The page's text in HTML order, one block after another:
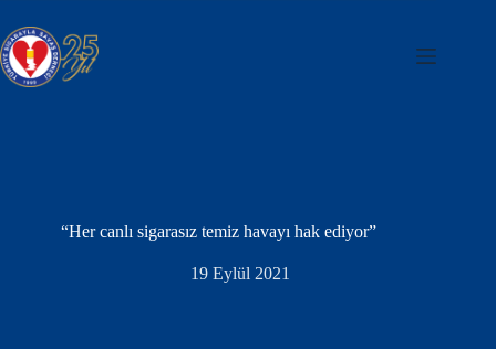
to
content
“Her canlı sigarasız temiz havayı hak ediyor”
19 Eylül 2021